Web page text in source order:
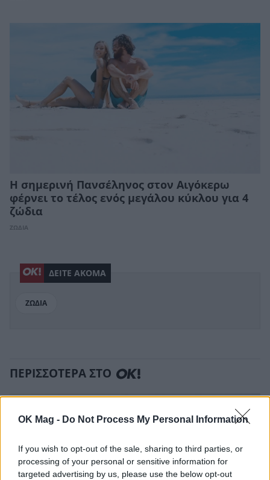
OK Mag - Do Not Process My Personal Information
If you wish to opt-out of the sale, sharing to third parties, or
processing of your personal or sensitive information for
targeted advertising by us, please use the below opt-out
Η σημερινή Πανσέληνος στον Αιγόκερω
φέρνει το τέλος ενός μεγάλου κύκλου για 4
ζώδια
ΖΩΔΙΑ
ΔΕΙΤΕ ΑΚΟΜΑ
ΖΩΔΙΑ
ΠΕΡΙΣΣΟΤΕΡΑ ΣΤΟ